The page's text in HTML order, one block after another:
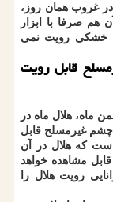
در غروب همان روز،
هم صرفا با ابزار
خشکی رویت نمی
قابل رویت
کرد: اما در غروب روز بعد، یعنی ۲۹ بهمن ماه، هلال ماه در
چشم غیرمسلح قابل
که هلال در آن
مشاهده خواهد
رویت هلال را